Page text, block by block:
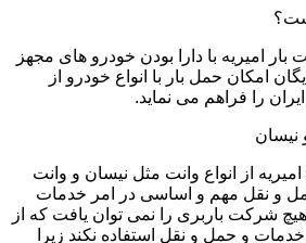
بار امیریه با دارا بودن خودرو های مجهز
امکان حمل بار با انواع خودرو از
را فراهم می نماید.
نیسان
از انواع وانت مثل نیسان و وانت
و نقل مهم و اساسی در امر خدمات
شرکت باربری را نمی توان یافت که از
و حمل و نقل استفاده نکند زیرا